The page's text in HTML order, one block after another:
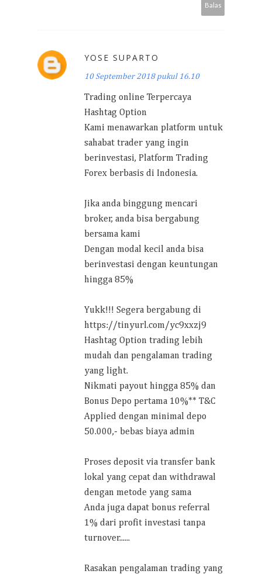
Balas
YOSE SUPARTO
10 September 2018 pukul 16.10
Trading online Terpercaya
Hashtag Option
Kami menawarkan platform untuk
sahabat trader yang ingin
berinvestasi, Platform Trading
Forex berbasis di Indonesia.
Jika anda binggung mencari
broker, anda bisa bergabung
bersama kami
Dengan modal kecil anda bisa
berinvestasi dengan keuntungan
hingga 85%
Yukk!!! Segera bergabung di
https://tinyurl.com/yc9xxzj9
Hashtag Option trading lebih
mudah dan pengalaman trading
yang light.
Nikmati payout hingga 85% dan
Bonus Depo pertama 10%** T&C
Applied dengan minimal depo
50.000,- bebas biaya admin
Proses deposit via transfer bank
lokal yang cepat dan withdrawal
dengan metode yang sama
Anda juga dapat bonus referral
1% dari profit investasi tanpa
turnover......
Rasakan pengalaman trading yang